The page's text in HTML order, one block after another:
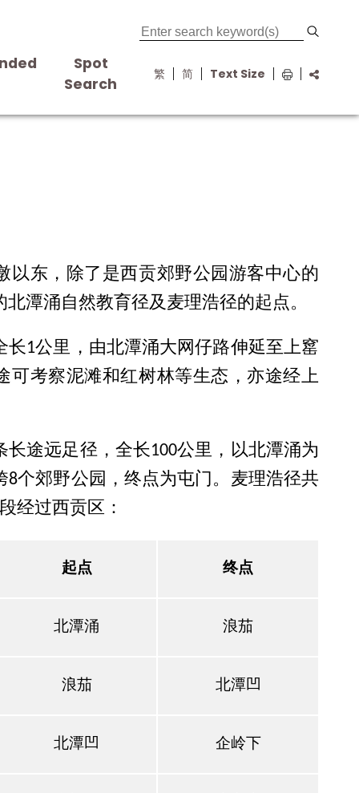
Spot
Search
繁 简 Text Size
以东，除了是西贡郊野公园游客中心的
潭涌自然教育径及麦理浩径的起点。
长1公里，由北潭涌大网仔路伸延至上窰
可考察泥滩和红树林等生态，亦途经上
长途远足径，全长100公里，以北潭涌为
8个郊野公园，终点为屯门。麦理浩径共
经过西贡区：
起点 终点
北潭涌 浪茄
浪茄 北潭凹
北潭凹 企岭下